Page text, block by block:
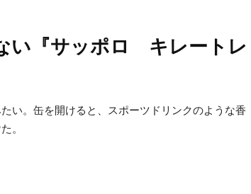
い『サッポロ キレートレ
い。缶を開けると、スポーツドリンクのような香
。